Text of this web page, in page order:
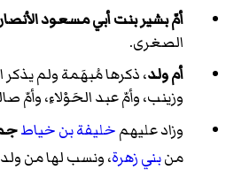
أمّ بشير بنت أبي مسعود
الصغرى.
أم ولد، ذكرها مُبهَمة ولم
وزينب، وأمّ عبد الحَوْلاءِ، وأمّ
وزاد عليهمخليفة بن خياط
منبني زهرة، ونسب لها من